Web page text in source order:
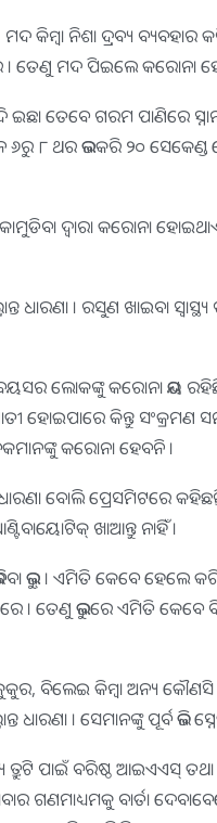
ମଦ କିମ୍ବା ନିଶା ଦ୍ରବ୍ୟ
ତେଣୁ ମଦ ପିଇଲେ କରୋନା
ତେବେ ଗରମ ପାଣିରେ
୮ ଥର ଭଲକରି ୨୦ ସେକେଣ୍ଡ
ଦ୍ୱାରା କରୋନା
ଧାରଣା । ରସୁଣ ଖାଇବା
ଲୋକଙ୍କୁ କରୋନା ଭୟ
ହୋଇପାରେ କିନ୍ତୁ ସଂକ୍ରମଣ
କରୋନା ହେବନି ।
ବୋଲି ପ୍ରେସମିଟରେ
ଖାଆନ୍ତୁ ନାହିଁ ।
ଭୁଲ୍ । ଏମିତି କେବେ ହେଲେ
। ତେଣୁ ଭୁଲରେ ଏମିତି
ବିଲେଇ କିମ୍ବା ଅନ୍ୟ କୌଣସି
। ସେମାନଙ୍କୁ ପୂର୍ବ ଭଳି
ତ୍ରୁଟି ପାଇଁ ବରିଷ୍ଠ ଆଇଏଏସ୍ ତଥା
ଗଣମାଧ୍ୟମକୁ ବାର୍ତା